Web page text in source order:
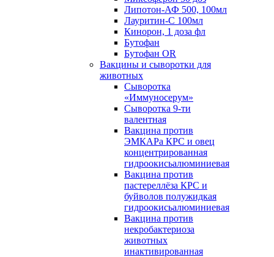
Липотон-АФ 500, 100мл
Лауритин-С 100мл
Кинорон, 1 доза фл
Бутофан
Бутофан OR
Вакцины и сыворотки для
животных
Сыворотка
«Иммуносерум»
Сыворотка 9-ти
валентная
Вакцина против
ЭМКАРа КРС и овец
концентрированная
гидроокисьалюминиевая
Вакцина против
пастереллёза КРС и
буйволов полужидкая
гидроокисьалюминиевая
Вакцина против
некробактериоза
животных
инактивированная